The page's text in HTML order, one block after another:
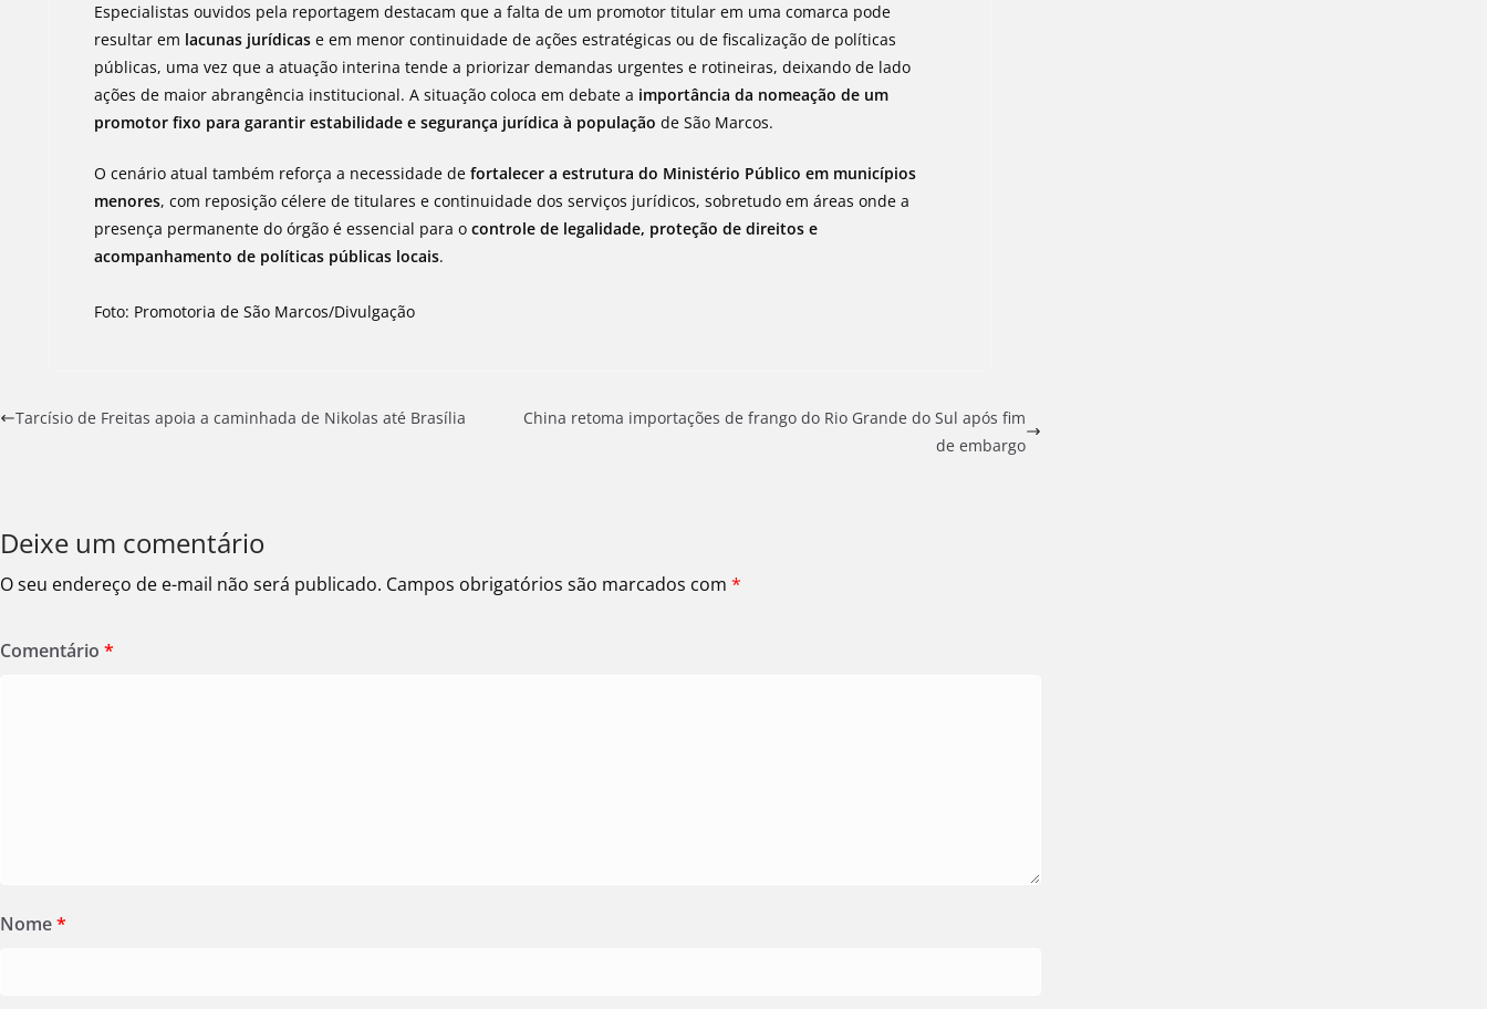
Especialistas ouvidos pela reportagem destacam que a falta de um promotor titular em uma comarca pode
resultar em lacunas jurídicas e em menor continuidade de ações estratégicas ou de fiscalização de políticas
públicas, uma vez que a atuação interina tende a priorizar demandas urgentes e rotineiras, deixando de lado
ações de maior abrangência institucional. A situação coloca em debate a importância da nomeação de um
promotor fixo para garantir estabilidade e segurança jurídica à população de São Marcos.
O cenário atual também reforça a necessidade defortalecer a estrutura do Ministério Público em municípios
menores, com reposição célere de titulares e continuidade dos serviços jurídicos, sobretudo em áreas onde a
presença permanente do órgão é essencial para ocontrole de legalidade, proteção de direitos e
acompanhamento de políticas públicas locais.
Foto: Promotoria de São Marcos/Divulgação
Tarcísio de Freitas apoia a caminhada de Nikolas até Brasília
China retoma importações de frango do Rio Grande do Sul após fim
de embargo
Deixe um comentário
O seu endereço de e-mail não será publicado. Campos obrigatórios são marcados com *
Comentário *
Nome*